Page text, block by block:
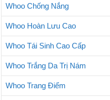
Whoo Chống Nắng
Whoo Hoàn Lưu Cao
Whoo Tái Sinh Cao Cấp
Whoo Trắng Da Trị Nám
Whoo Trang Điểm